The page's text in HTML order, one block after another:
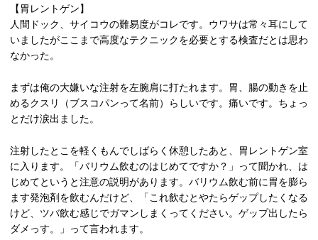
【胃レントゲン】
人間ドック、サイコウの難易度がコレです。ウワサは常々耳にして
いましたがここまで高度なテクニックを必要とする検査だとは思わ
なかった。
まずは俺の大嫌いな注射を左腕肩に打たれます。胃、腸の動きを止
めるクスリ（ブスコパンって名前）らしいです。痛いです。ちょっ
とだけ涙出ました。
注射したとこを軽くもんでしばらく休憩したあと、胃レントゲン室
に入ります。「バリウム飲むのはじめてですか？」って聞かれ、は
じめてというと注意の説明があります。バリウム飲む前に胃を膨ら
ます発泡剤を飲むんだけど、「これ飲むとやたらゲップしたくなる
けど、ツバ飲む感じでガマンしまくってください。ゲップ出したら
ダメっす。」って言われます。